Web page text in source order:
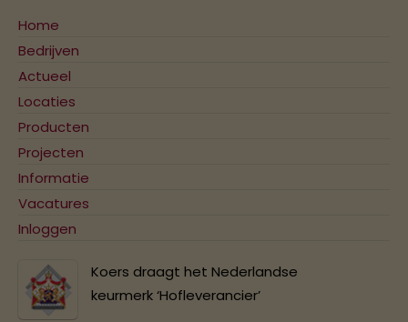
Home
Bedrijven
Actueel
Locaties
Producten
Projecten
Informatie
Vacatures
Inloggen
Koers draagt het Nederlandse
keurmerk ‘Hofleverancier’